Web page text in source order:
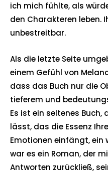
ich mich fühlte, als
den Charakteren leben.
unbestreitbar.
Als die letzte Seite
einem Gefühl von
dass das Buch nur die
tieferem und
Es ist ein seltenes Buch,
lässt, das die Essenz
Emotionen einfängt, ein
war es ein Roman, der
Antworten zurückließ,